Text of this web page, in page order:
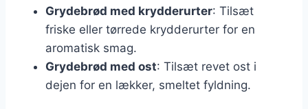
Grydebrød med krydderurter: Tilsæt
friske eller tørrede krydderurter for en
aromatisk smag.
Grydebrød med ost: Tilsæt revet ost i
dejen for en lækker, smeltet fyldning.